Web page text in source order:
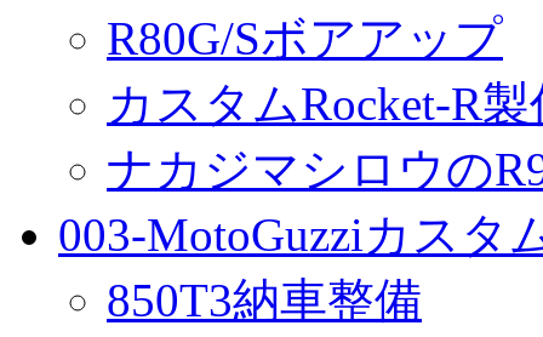
R80G/Sボアアップ
カスタムRocket-R
ナカジマシロウの
003-MotoGuzziカスタ
850T3納車整備